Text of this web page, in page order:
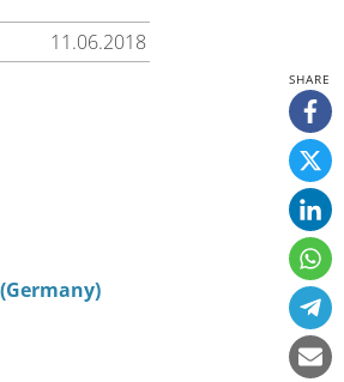
11.06.2018